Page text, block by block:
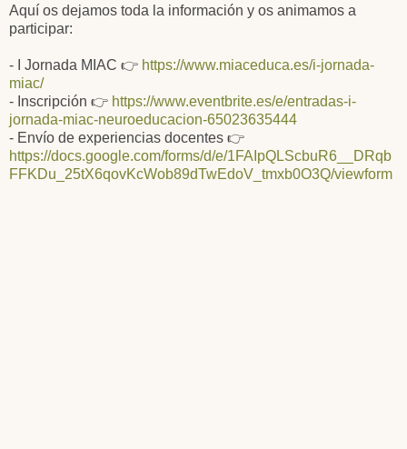
Aquí os dejamos toda la información y os animamos a
participar:
- I Jornada MIAC 👉 https://www.miaceduca.es/i-jornada-
miac/
- Inscripción 👉 https://www.eventbrite.es/e/entradas-i-
jornada-miac-neuroeducacion-65023635444
- Envío de experiencias docentes 👉
https://docs.google.com/forms/d/e/1FAIpQLScbuR6__DRqb
FFKDu_25tX6qovKcWob89dTwEdoV_tmxb0O3Q/viewform